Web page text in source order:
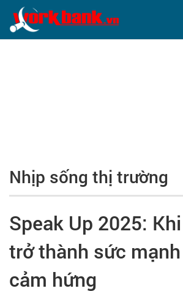
Trang chủ
Tìm việc làm
Tạo hồ sơ
Nhịp sống thị trường
Speak Up 2025:
trở thành sức
cảm hứng